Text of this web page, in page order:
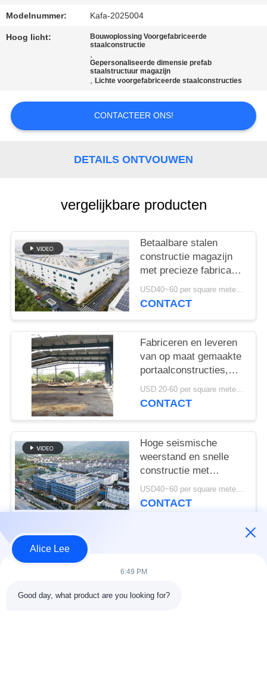
NEEM
CONTACT
NIEUWS
GEVALLEN
SITEMAP
PRIVACYBELEID
Modelnummer: Kafa-2025004
Hoog licht:
Bouwoplossing Voorgefabriceerde
staalconstructie
,
Gepersonaliseerde dimensie prefab
staalstructuur magazijn
,Lichte voorgefabriceerde staalconstructies
CONTACTEER ONS!
DETAILS ONTVOUWEN
vergelijkbare producten
Betaalbare stalen
constructie magazijn
met precieze fabricage
en one-stop
leveringsoplossing
USD40~60 per square meter MOQ:1000 sqm
CONTACT
Fabriceren en leveren
van op maat gemaakte
portaalconstructies,
staalconstructie
magazijn in Benin
USD 20-60 per square meter MOQ:1000 Vierkante Meter
CONTACT
Hoge seismische
weerstand en snelle
constructie met
duurzame stalen
constructie magazijn
USD40~60 per square meter MOQ:1000 vierkante meter
CONTACT
populaire categorieën
de bouw van de
De Workshop van de
Alice Lee
6:49 PM
Good day, what product are you looking for?